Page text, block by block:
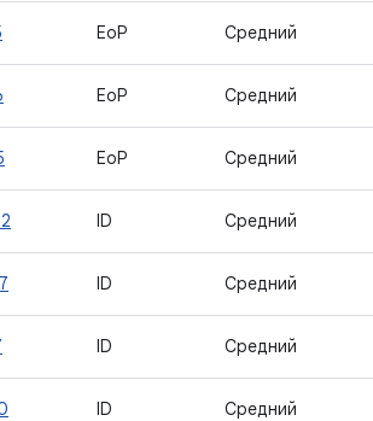
EoP Средний
EoP Средний
EoP Средний
ID Средний
ID Средний
ID Средний
ID Средний